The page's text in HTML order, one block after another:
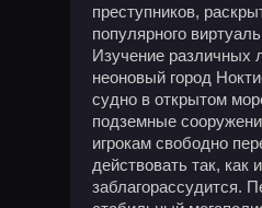
преступников,
популярного
Изучение различных
неоновый город
судно в открытом
подземные
игрокам свободно
действовать так, как
заблагорассудится.